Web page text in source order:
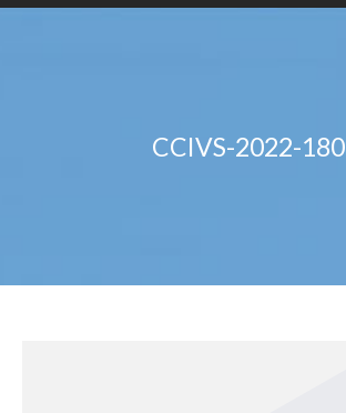
CCIVS-2022-180